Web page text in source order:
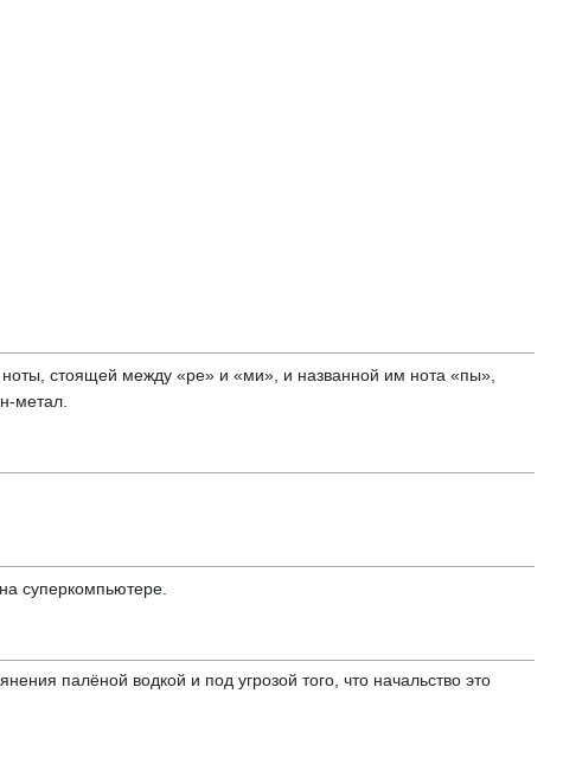
стоящей между «ре» и «ми», и названной им нота «пы»,
метал.
суперкомпьютере.
палёной водкой и под угрозой того, что начальство это